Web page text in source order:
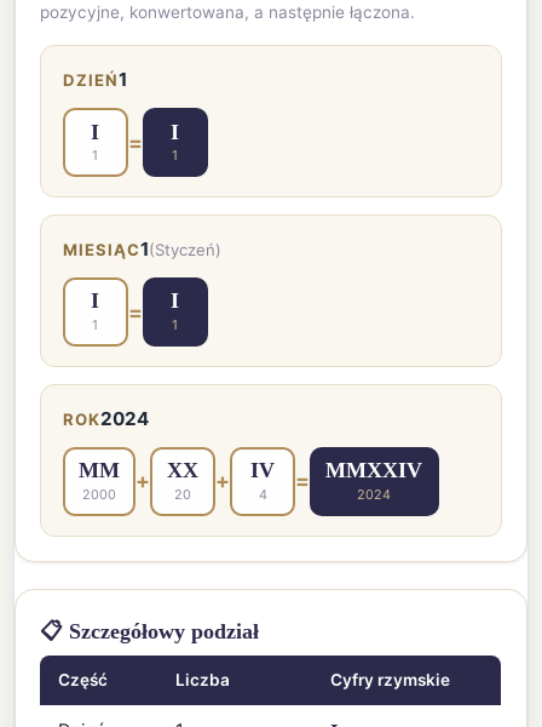
pozycyjne, konwertowana, a następnie łączona.
DZIEŃ1
I
1
= I
1
MIESIĄC1(Styczeń)
I
1
= I
1
ROK2024
MM
2000
+ XX
20
+ IV
4
= MMXXIV
2024
📋 Szczegółowy podział
Część Liczba Cyfry rzymskie